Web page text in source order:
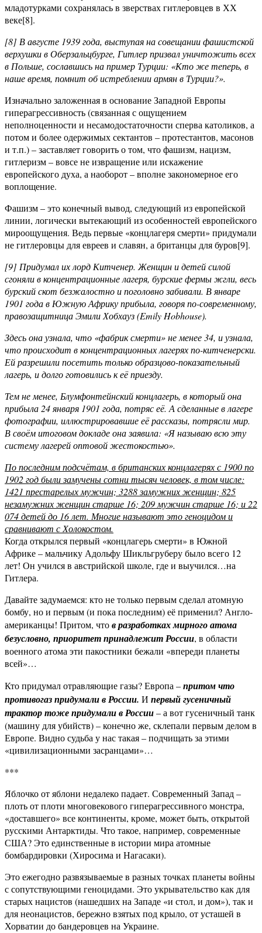
младотурками сохранялась в зверствах гитлеровцев в ХХ
веке[8].
[8] В августе 1939 года, выступая на совещании фашистской
верхушки в Оберзальцбурге, Гитлер призвал уничтожить всех
в Польше, сославшись на пример Турции: «Кто же теперь, в
наше время, помнит об истреблении армян в Турции?».
Изначально заложенная в основание Западной Европы
гиперагрессивность (связанная с ощущением
неполноценности и несамодостаточности сперва католиков, а
потом и более одержимых сектантов – протестантов, масонов
и т.п.) – заставляет говорить о том, что фашизм, нацизм,
гитлеризм – вовсе не извращение или искажение
европейского духа, а наоборот – вполне закономерное его
воплощение.
Фашизм – это конечный вывод, следующий из европейской
линии, логически вытекающий из особенностей европейского
мироощущения. Ведь первые «концлагеря смерти» придумали
не гитлеровцы для евреев и славян, а британцы для буров[9].
[9] Придумал их лорд Китченер. Женщин и детей силой
сгоняли в концентрационные лагеря, бурские фермы жгли, весь
бурский скот безжалостно и поголовно забивали. В январе
1901 года в Южную Африку прибыла, говоря по-современному,
правозащитница Эмили Хобхауз (Emily Hobhouse).
Здесь она узнала, что «фабрик смерти» не менее 34, и узнала,
что происходит в концентрационных лагерях по-китченерски.
Ей разрешили посетить только образцово-показательный
лагерь, и долго готовились к её приезду.
Тем не менее, Блумфонтейнский концлагерь, в который она
прибыла 24 января 1901 года, потряс её. А сделанные в лагере
фотографии, иллюстрировавшие её рассказы, потрясли мир.
В своём итоговом докладе она заявила: «Я называю всю эту
систему лагерей оптовой жестокостью».
По последним подсчётам, в британских концлагерях с 1900 по
1902 год были замучены сотни тысяч человек, в том числе:
1421 престарелых мужчин; 3288 замужних женщин; 825
незамужних женщин старше 16; 209 мужчин старше 16; и 22
074 детей до 16 лет. Многие называют это геноцидом и
сравнивают с Холокостом.
Когда открылся первый «концлагерь смерти» в Южной
Африке – мальчику Адольфу Шикльгруберу было всего 12
лет! Он учился в австрийской школе, где и выучился…на
Гитлера.
Давайте задумаемся: кто не только первым сделал атомную
бомбу, но и первым (и пока последним) её применил? Англо-
американцы! Притом, чтов разработках мирного атома
безусловно, приоритет принадлежит России, в области
военного атома эти пакостники бежали «впереди планеты
всей»…
Кто придумал отравляющие газы? Европа –притом что
противогаз придумали в России. И первый гусеничный
трактор тоже придумали в России– а вот гусеничный танк
(машину для убийств) – конечно же, склепали первым делом в
Европе. Видно судьба у нас такая – подчищать за этими
«цивилизационными засранцами»…
***
Яблочко от яблони недалеко падает. Современный Запад –
плоть от плоти многовекового гиперагрессивного монстра,
«доставшего» все континенты, кроме, может быть, открытой
русскими Антарктиды. Что такое, например, современные
США? Это единственные в истории мира атомные
бомбардировки (Хиросима и Нагасаки).
Это ежегодно развязываемые в разных точках планеты войны
с сопутствующими геноцидами. Это укрывательство как для
старых нацистов (нашедших на Западе «и стол, и дом»), так и
для неонацистов, бережно взятых под крыло, от усташей в
Хорватии до бандеровцев на Украине.